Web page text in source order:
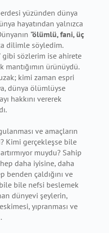
yüzünden dünya
hayatından yalnızca
"ölümlü, fani, üç
dilimle söyledim.
gibi sözlerim ise ahirete
ürünüydü.
kimi zaman espri
dünya ölümlüyse
hakkını vererek
ve amaçların
Kimi gerçekleşse bile
muydu? Sahip
daha iyisine, daha
benden çaldığını ve
bile nefsi beslemek
dünyevi şeylerin,
yıpranması ve